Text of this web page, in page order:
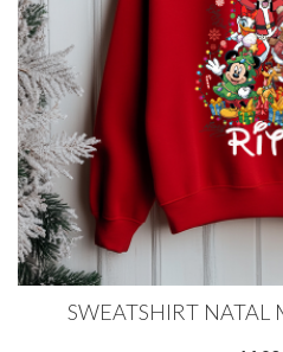
SWEATSHIRT NATAL